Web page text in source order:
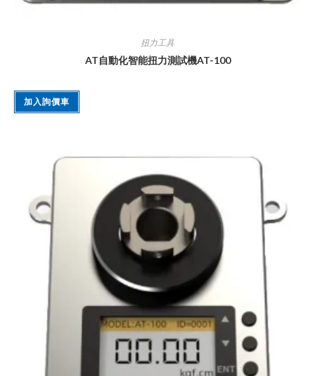
扭力工具
AT自動化智能扭力測試機AT-100
加入詢價車